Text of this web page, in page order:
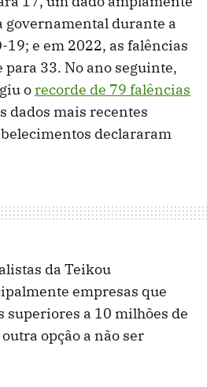
governamental durante a
19; e em 2022, as falências
33. No ano seguinte,
orecorde de 79 falências
dados mais recentes
declararam
da Teikou
empresas que
a 10 milhões de
opção a não ser